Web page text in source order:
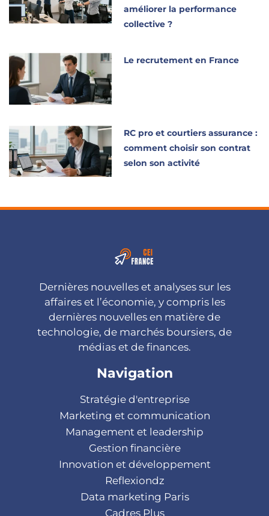
améliorer la performance
collective ?
Le recrutement en France
RC pro et courtiers assurance :
comment choisir son contrat
selon son activité
Dernières nouvelles et analyses sur les
affaires et l’économie, y compris les
dernières nouvelles en matière de
technologie, de marchés boursiers, de
médias et de finances.
Navigation
Stratégie d'entreprise
Marketing et communication
Management et leadership
Gestion financière
Innovation et développement
Reflexiondz
Data marketing Paris
Cadres Plus